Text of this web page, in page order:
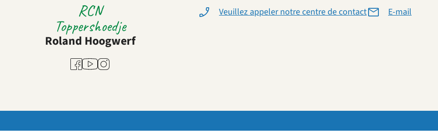
RCN
Toppershoedje
Roland Hoogwerf
Facebook
YoutubeInstagram
Veuillez appeler notre centre de contact E-mail